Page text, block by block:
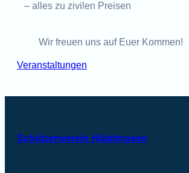
– alles zu zivilen Preisen
Wir freuen uns auf Euer Kommen!
Veranstaltungen
Schützenverein Hülptingsen